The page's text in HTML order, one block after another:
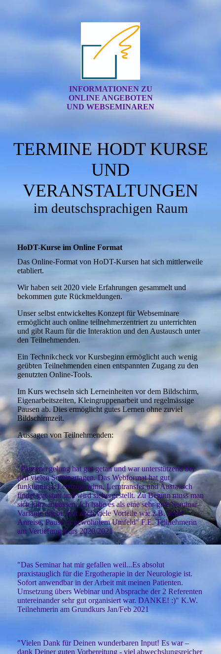
INFORMATIONEN ZU
ONLINE ANGEBOTEN
UND WEBSEMINAREN
TERMINE HODT KURSE
UND
VERANSTALTUNGEN
im deutschsprachigen Raum
HoDT-Kurse im Online Format
Das Online-Format von HoDT-Kursen hat sich mittlerweile
etabliert.
Wir haben seit 2020 viele Erfahrungen gesammelt und
bekommen gute Rückmeldungen.
Unser selbst entwickeltes Konzept für Webseminare
ermöglicht auch online teilnehmerzentriert zu unterrichten
und gibt Raum für die Interaktion und den Austausch unter
den Teilnehmenden.
Ein Technikcheck vor Kursbeginn ermöglicht auch wenig
geübten Teilnehmenden einen entspannten Zugang zu den
genutzten Online-Tools.
Im Kurs wechseln sich Lerneinheiten vor dem Bildschirm,
Eigenarbeitszeiten, Kleingruppenarbeit und regelmässige
Pausen ab. Dies ermöglicht gutes Lernen ohne zuviel
Bildschirmzeit.
Aussagen von Teilnehmenden:
"Pausenregelung hat gut getan und war unterstützend bei
den vielen Seminartagen. Das Webformat hat gut
funktioniert. Lernzugewinn, Lerntransfer und Austausch
findet gut statt und wird sichergestellt. Zu Beginn muss man
sich kurz anpassen. Ich habe es als eine sehr gute Seminar-
Variante erlebt. Hat auch viele Vorteile wie z.B. keine
Anreise, Pause in gewohntem Umfeld" F.E. Teilnehmerin
am Vertiefungskurs 2020/2021
"Das Seminar hat mir gefallen weil...Es absolut
praxistauglich für die Ergotherapie in der Neurologie ist.
Sofort anwendbar in der Arbeit mit meinen Patienten.
Umsetzung übers Webinar und Absprache der 2 Referenten
untereinander sehr gut organisiert war. DANKE! :)" K.W.
Teilnehmerin am Grundkurs Jan/Feb 2021
"Vielen Dank für Deinen wunderbaren Input! Es war –
dank Deiner guten Vorbereitung - viel abwechslungsreicher